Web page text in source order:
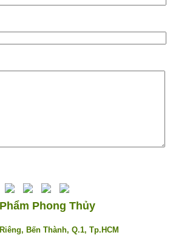
Phong Thủy
Bến Thành, Q.1, Tp.HCM